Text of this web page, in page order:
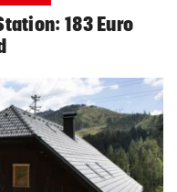
183 Euro